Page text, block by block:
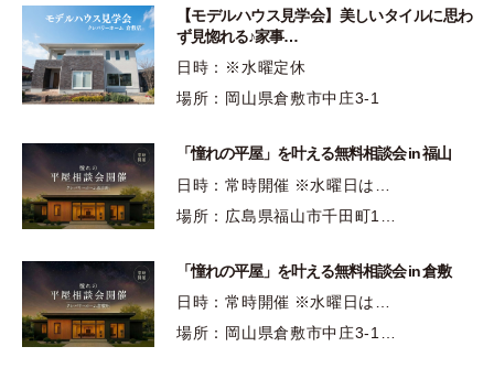
【モデルハウス見学会】美しいタイルに思わ
ず見惚れる♪家事…
日時：※水曜定休
場所：岡山県倉敷市中庄3-1
「憧れの平屋」を叶える無料相談会 in 福山
日時：常時開催 ※水曜日は…
場所：広島県福山市千田町1…
「憧れの平屋」を叶える無料相談会 in 倉敷
日時：常時開催 ※水曜日は…
場所：岡山県倉敷市中庄3-1…